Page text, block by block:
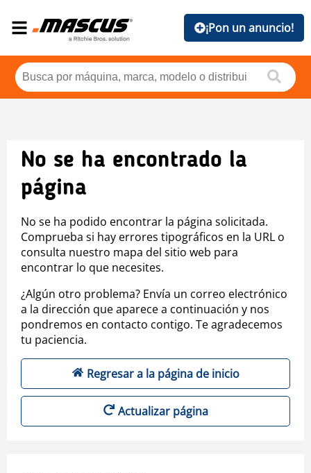
¡Pon un anuncio!
No se ha encontrado la
página
No se ha podido encontrar la página solicitada.
Comprueba si hay errores tipográficos en la URL o
consulta nuestro mapa del sitio web para
encontrar lo que necesites.
¿Algún otro problema? Envía un correo electrónico
a la dirección que aparece a continuación y nos
pondremos en contacto contigo. Te agradecemos
tu paciencia.
Regresar a la página de inicio
Actualizar página